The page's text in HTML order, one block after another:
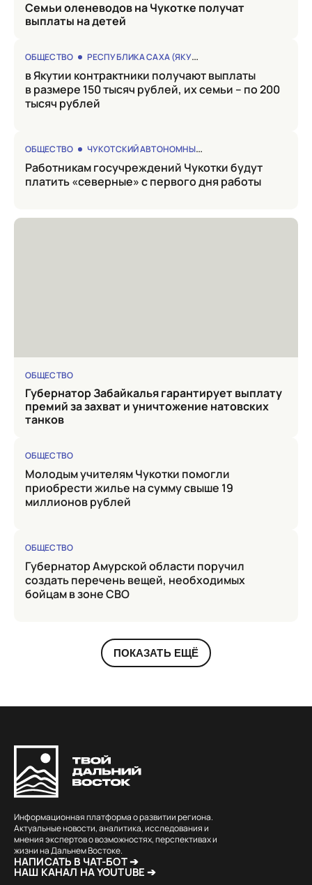
Семьи оленеводов на Чукотке получат
выплаты на детей
ОБЩЕСТВО РЕСПУБЛИКА САХА (ЯКУТИЯ)
в Якутии контрактники получают выплаты
в размере 150 тысяч рублей, их семьи – по 200
тысяч рублей
ОБЩЕСТВО ЧУКОТСКИЙ АВТОНОМНЫЙ ОКРУГ
Работникам госучреждений Чукотки будут
платить «северные» с первого дня работы
ОБЩЕСТВО
Губернатор Забайкалья гарантирует выплату
премий за захват и уничтожение натовских
танков
ОБЩЕСТВО
Молодым учителям Чукотки помогли
приобрести жилье на сумму свыше 19
миллионов рублей
ОБЩЕСТВО
Губернатор Амурской области поручил
создать перечень вещей, необходимых
бойцам в зоне СВО
ПОКАЗАТЬ ЕЩЁ
Информационная платформа о развитии региона.
Актуальные новости, аналитика, исследования и
мнения экспертов о возможностях, перспективах и
жизни на Дальнем Востоке.
НАПИСАТЬ В ЧАТ-БОТ ➔
НАШ КАНАЛ НА YOUTUBE ➔